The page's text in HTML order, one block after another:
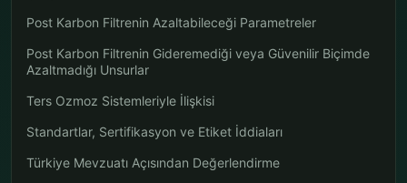
Post Karbon Filtrenin Azaltabileceği Parametreler
Post Karbon Filtrenin Gideremediği veya Güvenilir Biçimde
Azaltmadığı Unsurlar
Ters Ozmoz Sistemleriyle İlişkisi
Standartlar, Sertifikasyon ve Etiket İddiaları
Türkiye Mevzuatı Açısından Değerlendirme